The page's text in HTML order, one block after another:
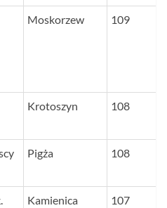
Moskorzew 109
Krotoszyn 108
Pigża 108
Kamienica 107